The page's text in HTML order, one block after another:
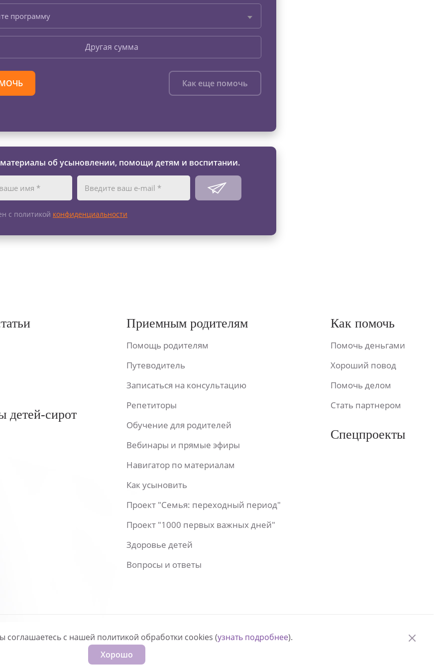
программу
Другая сумма
Как еще помочь
об усыновлении, помощи детям и воспитании.
с политикой конфиденциальности
детей-сирот
Приемным родителям
Помощь родителям
Путеводитель
Записаться на консультацию
Репетиторы
Обучение для родителей
Вебинары и прямые эфиры
Навигатор по материалам
Как усыновить
Проект "Семья: переходный период"
Проект "1000 первых важных дней"
Здоровье детей
Вопросы и ответы
Как помочь
Помочь деньгами
Хороший повод
Помочь делом
Стать партнером
Спецпроекты
соглашаетесь с нашей политикой обработки cookies (узнать подробнее).
Хорошо